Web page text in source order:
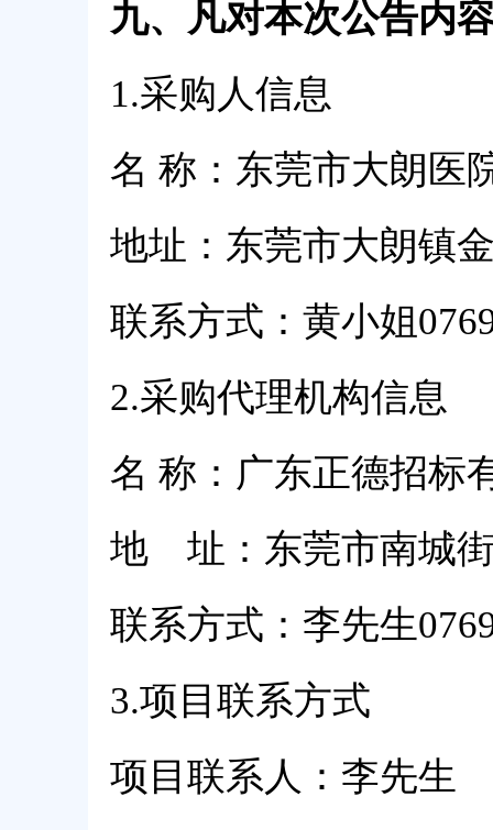
九、凡对本次公告内
1.采购人信息
名 称：东莞市大朗医
地址：东莞市大朗镇
联系方式：黄小姐
2.采购代理机构信息
名 称：广东正德招标
地 址：东莞市南城
联系方式：李先生
3.项目联系方式
项目联系人：李先生